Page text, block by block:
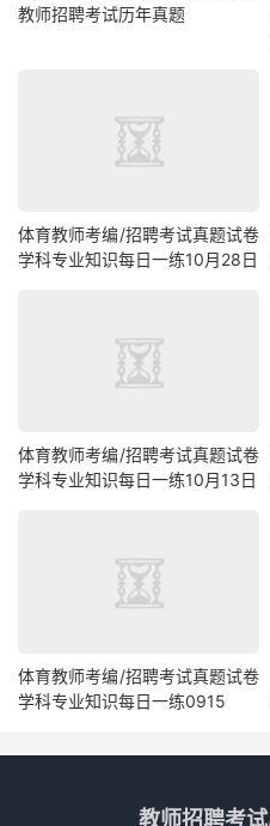
教师招聘考试历年真题
体育教师考编/招聘考试真题试卷
学科专业知识每日一练10月28日
体育教师考编/招聘考试真题试卷
学科专业知识每日一练10月13日
体育教师考编/招聘考试真题试卷
学科专业知识每日一练0915
教师招聘考